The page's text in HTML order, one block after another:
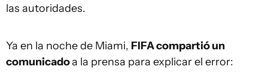
las autoridades.
Ya en la noche de Miami, FIFA compartió un
comunicadoa la prensa para explicar el error: